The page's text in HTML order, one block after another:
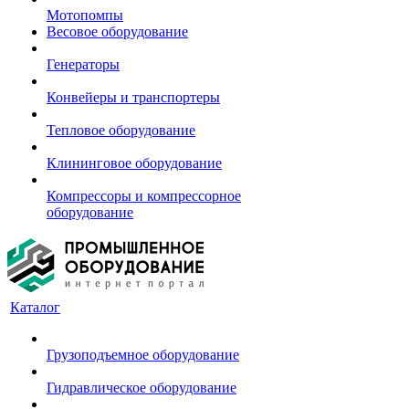
Мотопомпы
Весовое оборудование
Генераторы
Конвейеры и транспортеры
Тепловое оборудование
Клининговое оборудование
Компрессоры и компрессорное
оборудование
Каталог
Грузоподъемное оборудование
Гидравлическое оборудование